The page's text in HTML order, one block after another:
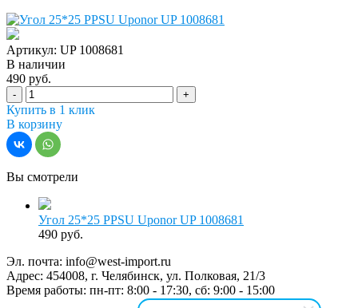
Артикул: UP 1008681
В наличии
490 руб.
- +
Купить в 1 клик
В корзину
Вы смотрели
Угол 25*25 PPSU Uponor UP 1008681
490 руб.
Эл. почта: info@west-import.ru
Адрес: 454008, г. Челябинск, ул. Полковая, 21/3
Время работы: пн-пт: 8:00 - 17:30, сб: 9:00 - 15:00